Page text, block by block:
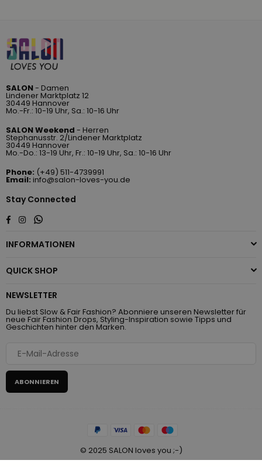
SALON- Damen
Lindener Marktplatz 12
30449 Hannover
Mo.-Fr.: 10-19 Uhr, Sa.: 10-16 Uhr
SALON Weekend - Herren
Stephanusstr. 2/Lindener Marktplatz
30449 Hannover
Mo.-Do.: 13-19 Uhr, Fr.: 10-19 Uhr, Sa.: 10-16 Uhr
Phone: (+49) 511-4739991
Email: info@salon-loves-you.de
Stay Connected
Facebook
InstagramWhatsapp
INFORMATIONEN
QUICK SHOP
NEWSLETTER
Du liebst Slow & Fair Fashion? Abonniere unseren Newsletter für
neue Fair Fashion Drops, Styling-Inspiration sowie Tipps und
Geschichten hinter den Marken.
ABONNIEREN
© 2025 SALON loves you ;-)